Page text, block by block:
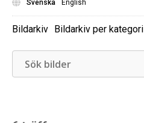
Svenska English
Bildarkiv Bildarkiv per kategori